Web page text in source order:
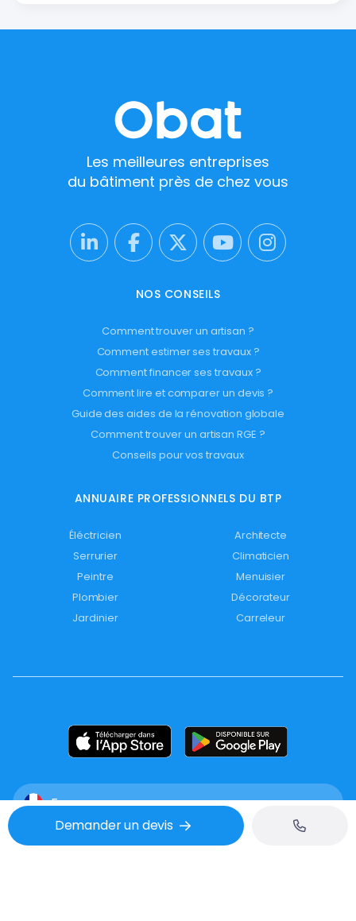
Demander un devis
Les meilleures entreprises
du bâtiment près de chez vous
NOS CONSEILS
Comment trouver un artisan ?
Comment estimer ses travaux ?
Comment financer ses travaux ?
Comment lire et comparer un devis ?
Guide des aides de la rénovation globale
Comment trouver un artisan RGE ?
Conseils pour vos travaux
ANNUAIRE PROFESSIONNELS DU BTP
Éléctricien
Architecte
Serrurier
Climaticien
Peintre
Menuisier
Plombier
Décorateur
Jardinier
Carreleur
France